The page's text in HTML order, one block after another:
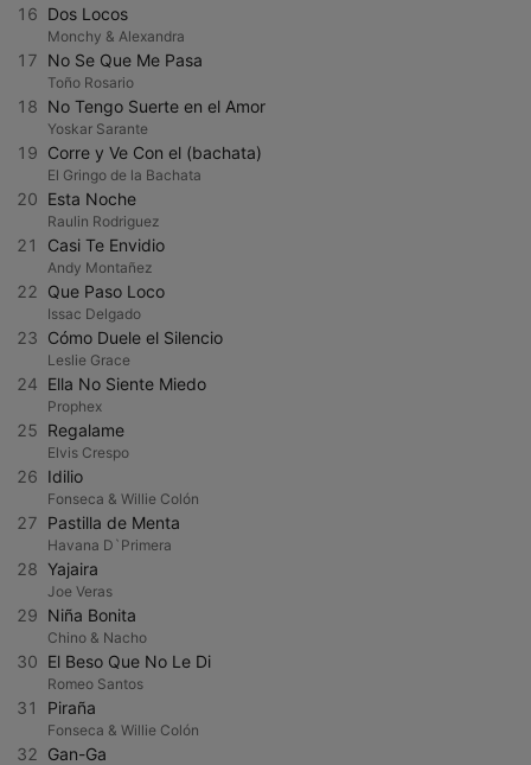
16 Dos Locos
Monchy & Alexandra
17 No Se Que Me Pasa
Toño Rosario
18 No Tengo Suerte en el Amor
Yoskar Sarante
19 Corre y Ve Con el (bachata)
El Gringo de la Bachata
20 Esta Noche
Raulin Rodriguez
21 Casi Te Envidio
Andy Montañez
22 Que Paso Loco
Issac Delgado
23 Cómo Duele el Silencio
Leslie Grace
24 Ella No Siente Miedo
Prophex
25 Regalame
Elvis Crespo
26 Idilio
Fonseca & Willie Colón
27 Pastilla de Menta
Havana D`Primera
28 Yajaira
Joe Veras
29 Niña Bonita
Chino & Nacho
30 El Beso Que No Le Di
Romeo Santos
31 Piraña
Fonseca & Willie Colón
32 Gan-Ga